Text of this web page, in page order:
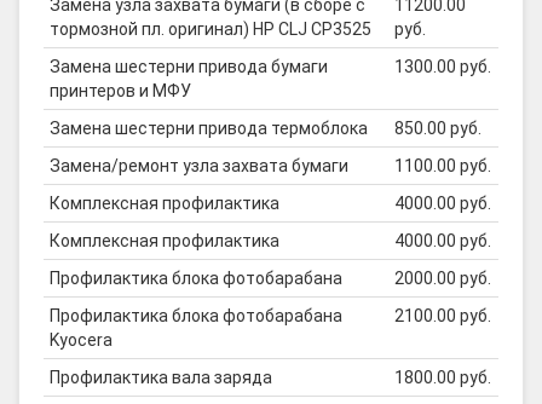
Замена узла захвата бумаги (в сборе с
тормозной пл. оригинал) HP CLJ CP3525
11200.00
руб.
Замена шестерни привода бумаги
принтеров и МФУ
1300.00 руб.
Замена шестерни привода термоблока
850.00 руб.
Замена/ремонт узла захвата бумаги
1100.00 руб.
Комплексная профилактика
4000.00 руб.
Комплексная профилактика
4000.00 руб.
Профилактика блока фотобарабана
2000.00 руб.
Профилактика блока фотобарабана
Kyocera
2100.00 руб.
Профилактика вала заряда
1800.00 руб.